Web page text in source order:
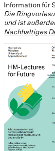
Information für
Die
und ist
Nachhaltiges